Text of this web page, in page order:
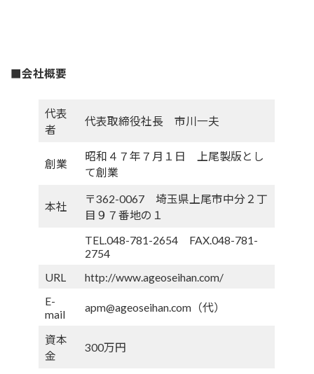
■会社概要
代表
者
代表取締役社長 市川一夫
創業
昭和４７年７月１日 上尾製版とし
て創業
本社
〒362-0067 埼玉県上尾市中分２丁
目９７番地の１
TEL.048-781-2654 FAX.048-781-
2754
URL
http://www.ageoseihan.com/
E-
mail
apm@ageoseihan.com（代）
資本
金
300万円